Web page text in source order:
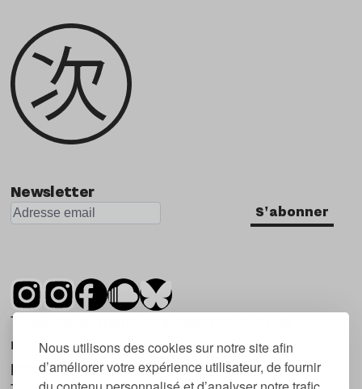
Nous utilisons des cookies sur notre site afin
d’améliorer votre expérience utilisateur, de fournir
Newsletter
S'abonner
Tsugi est un mensuel indépendant sur la
musique et les nouvelles tendances, dont la
première parution date de 2007.